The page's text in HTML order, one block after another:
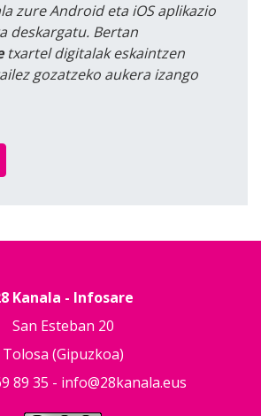
zure Android eta iOS aplikazio
deskargatu. Bertan
txartel digitalak eskaintzen
gozatzeko aukera izango
Kanala - Infosare
San Esteban 20
Tolosa (Gipuzkoa)
89 35 - info@28kanala.eus